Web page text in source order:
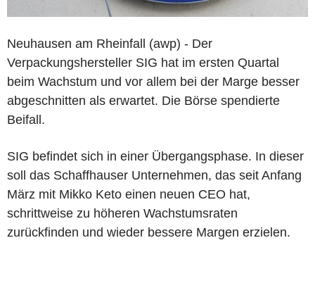
Neuhausen am Rheinfall (awp) - Der
Verpackungshersteller SIG hat im ersten Quartal
beim Wachstum und vor allem bei der Marge besser
abgeschnitten als erwartet. Die Börse spendierte
Beifall.
SIG befindet sich in einer Übergangsphase. In dieser
soll das Schaffhauser Unternehmen, das seit Anfang
März mit Mikko Keto einen neuen CEO hat,
schrittweise zu höheren Wachstumsraten
zurückfinden und wieder bessere Margen erzielen.